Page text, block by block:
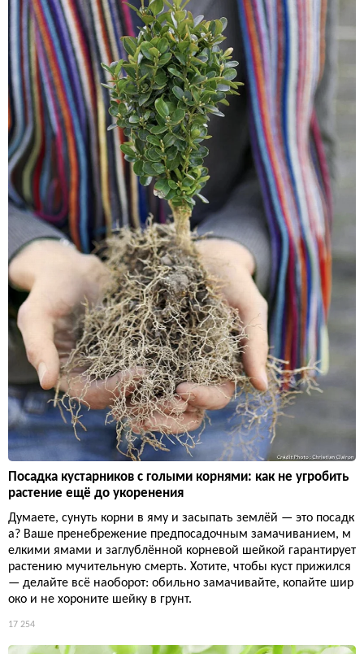
Посадка кустарников с голыми корнями: как не угробить
растение ещё до укоренения
Думаете, сунуть корни в яму и засыпать землёй — это посадк
а? Ваше пренебрежение предпосадочным замачиванием, м
елкими ямами и заглублённой корневой шейкой гарантирует
растению мучительную смерть. Хотите, чтобы куст прижился
— делайте всё наоборот: обильно замачивайте, копайте шир
око и не хороните шейку в грунт.
17 254